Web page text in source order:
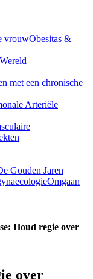
vrouwObesitas &
Wereld
met een chronische
Arteriële
Gouden Jaren
Omgaan
Houd regie over
over